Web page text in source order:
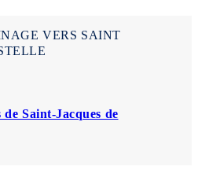
Saint-Jacques de